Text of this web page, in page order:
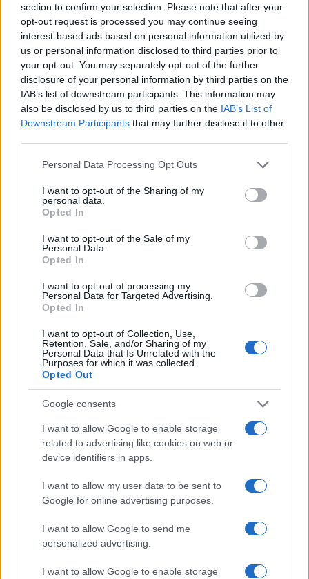
section to confirm your selection. Please note that after your
opt-out request is processed you may continue seeing
interest-based ads based on personal information utilized by
us or personal information disclosed to third parties prior to
your opt-out. You may separately opt-out of the further
disclosure of your personal information by third parties on the
IAB’s list of downstream participants. This information may
also be disclosed by us to third parties on the IAB’s List of
Downstream Participants that may further disclose it to other
Please note that this website/app uses one or more Google
not limited to your visit or usage behaviour. You may click to
grant or deny consent to Google and its third-party tags to
use your data for below specified purposes in below Google
consent section.
Personal Data Processing Opt Outs
I want to opt-out of the Sharing of my
personal data.
Opted In
I want to opt-out of the Sale of my
Personal Data.
Opted In
I want to opt-out of processing my
Personal Data for Targeted Advertising.
Opted In
I want to opt-out of Collection, Use,
Retention, Sale, and/or Sharing of my
Personal Data that Is Unrelated with the
Purposes for which it was collected.
Opted Out
Google consents
I want to allow Google to enable storage
related to advertising like cookies on web or
device identifiers in apps.
I want to allow my user data to be sent to
Google for online advertising purposes.
I want to allow Google to send me
personalized advertising.
I want to allow Google to enable storage
Continua a leggere
FINANZA
record nelle rinnovabili
Edoardo Vitali · 7 Ago 2026
FINANZA
Analisi dettagliata delle stime finanziarie e dei risultati di Enel
nel 2026